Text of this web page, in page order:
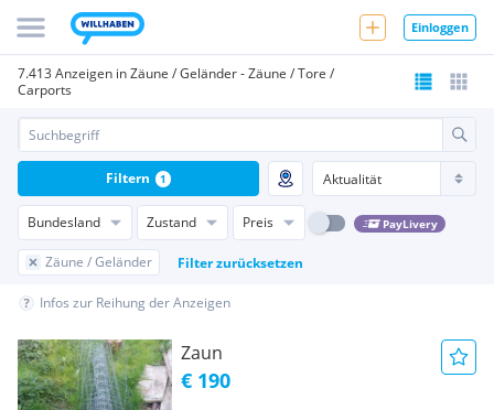
Einloggen
7.413 Anzeigen in Zäune / Geländer - Zäune / Tore /
Carports
Bundesland Zustand Preis PayLivery
Zäune / Geländer Filter zurücksetzen
Filtern 1
Infos zur Reihung der Anzeigen
Zaun
€ 190